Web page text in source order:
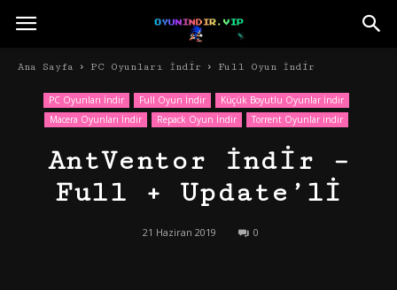
Ana Sayfa PC Oyunları İndir Full Oyun İndir
PC Oyunları İndir Full Oyun İndir
Küçük Boyutlu Oyunlar İndir
Macera Oyunları İndir
Repack Oyun İndir Torrent Oyunlar indir
AntVentor İndir –
Full + Update’li
21 Haziran 2019 0